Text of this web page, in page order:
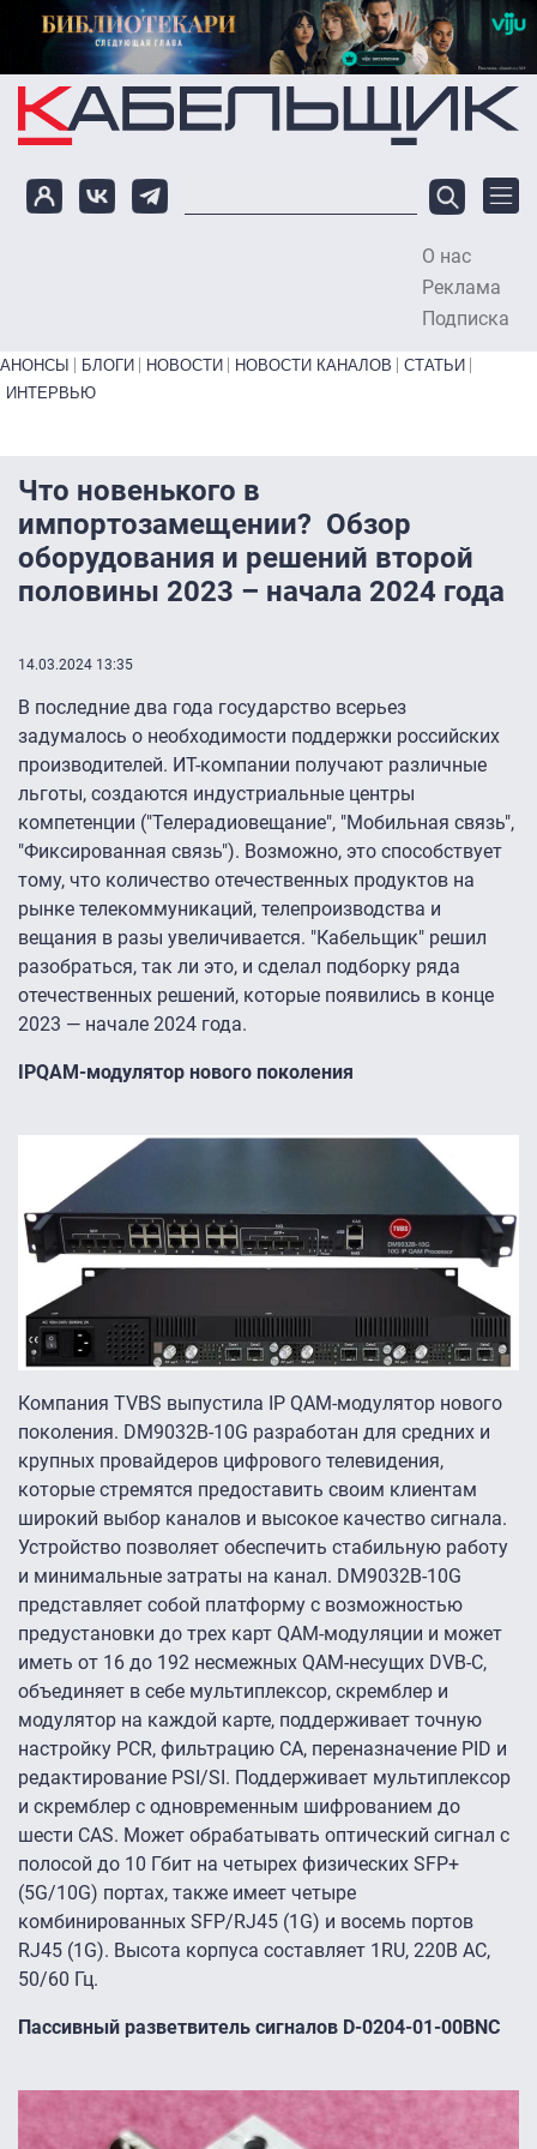
Перейти к основному содержанию
О нас
Реклама
Подписка
Primary links bottom
АНОНСЫ БЛОГИ НОВОСТИ НОВОСТИ КАНАЛОВ
СТАТЬИ
ИНТЕРВЬЮ
Что новенького в
импортозамещении? Обзор
оборудования и решений второй
половины 2023 – начала 2024 года
14.03.2024 13:35
В последние два года государство всерьез
задумалось о необходимости поддержки российских
производителей. ИТ-компании получают различные
льготы, создаются индустриальные центры
компетенции ("Телерадиовещание", "Мобильная связь",
"Фиксированная связь"). Возможно, это способствует
тому, что количество отечественных продуктов на
рынке телекоммуникаций, телепроизводства и
вещания в разы увеличивается. "Кабельщик" решил
разобраться, так ли это, и сделал подборку ряда
отечественных решений, которые появились в конце
2023 — начале 2024 года.
IPQAM-модулятор нового поколения
Компания TVBS выпустила IP QAM-модулятор нового
поколения. DM9032B-10G разработан для средних и
крупных провайдеров цифрового телевидения,
которые стремятся предоставить своим клиентам
широкий выбор каналов и высокое качество сигнала.
Устройство позволяет обеспечить стабильную работу
и минимальные затраты на канал. DM9032B-10G
представляет собой платформу с возможностью
предустановки до трех карт QAM-модуляции и может
иметь от 16 до 192 несмежных QAM-несущих DVB-C,
объединяет в себе мультиплексор, скремблер и
модулятор на каждой карте, поддерживает точную
настройку PCR, фильтрацию CA, переназначение PID и
редактирование PSI/SI. Поддерживает мультиплексор
и скремблер с одновременным шифрованием до
шести CAS. Может обрабатывать оптический сигнал с
полосой до 10 Гбит на четырех физических SFP+
(5G/10G) портах, также имеет четыре
комбинированных SFP/RJ45 (1G) и восемь портов
RJ45 (1G). Высота корпуса составляет 1RU, 220В АС,
50/60 Гц.
Пассивный разветвитель сигналов D-0204-01-00BNC